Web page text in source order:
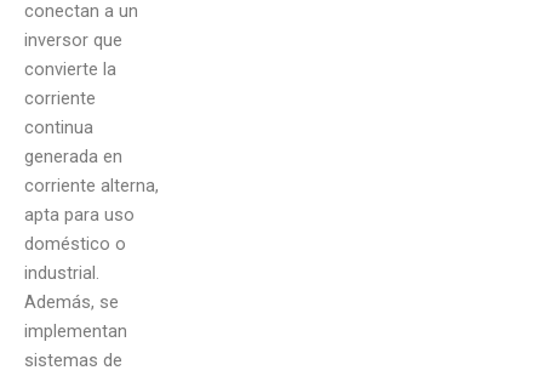
conectan a un
inversor que
convierte la
corriente
continua
generada en
corriente alterna,
apta para uso
doméstico o
industrial.
Además, se
implementan
sistemas de